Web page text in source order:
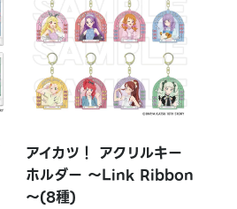
アイカツ！ アクリルキー
ホルダー ～Link Ribbon
～(8種)